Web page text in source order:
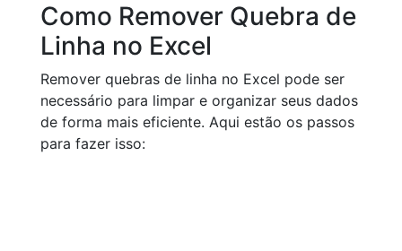
Como Remover Quebra de
Linha no Excel
Remover quebras de linha no Excel pode ser
necessário para limpar e organizar seus dados
de forma mais eficiente. Aqui estão os passos
para fazer isso: